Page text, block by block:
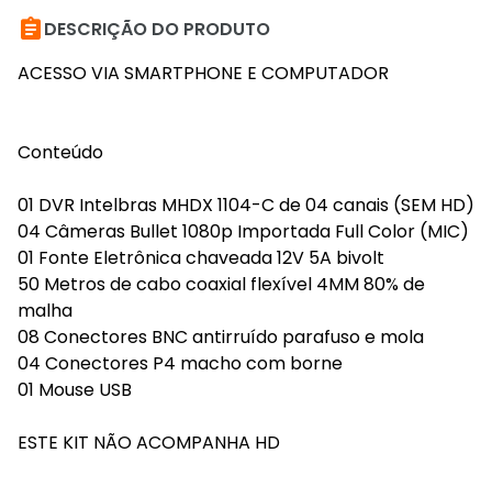
DESCRIÇÃO DO PRODUTO
ACESSO VIA SMARTPHONE E COMPUTADOR
Conteúdo
01 DVR Intelbras MHDX 1104-C de 04 canais (SEM HD)
04 Câmeras Bullet 1080p Importada Full Color (MIC)
01 Fonte Eletrônica chaveada 12V 5A bivolt
50 Metros de cabo coaxial flexível 4MM 80% de
malha
08 Conectores BNC antirruído parafuso e mola
04 Conectores P4 macho com borne
01 Mouse USB
ESTE KIT NÃO ACOMPANHA HD